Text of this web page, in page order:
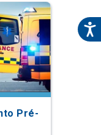
Pré-